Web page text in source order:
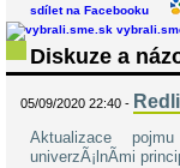
sdílet na Facebooku
Diskuze a
05/09/2020 22:40 -
Aktualizace
univerzÃ¡lnÃ­mi